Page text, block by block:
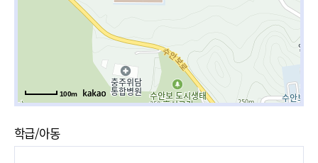
100m
학급/아동